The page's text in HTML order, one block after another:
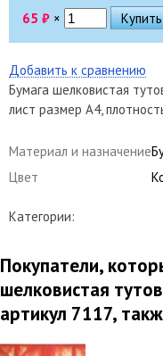
65 ₽ ×
Добавить к сравнению
Бумага шелковистая
лист размер А4,
Материал и назначение
Цвет
Категории:
Покупатели,
шелковистая
артикул 7117,